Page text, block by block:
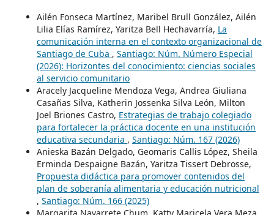
Ailén Fonseca Martínez, Maribel Brull González, Ailén
Lilia Elías Ramírez, Yaritza Bell Hechavarría, La
comunicación interna en el contexto organizacional de
Santiago de Cuba , Santiago: Núm. Número Especial
(2026): Horizontes del conocimiento: ciencias sociales
al servicio comunitario
Aracely Jacqueline Mendoza Vega, Andrea Giuliana
Casañas Silva, Katherin Jossenka Silva León, Milton
Joel Briones Castro, Estrategias de trabajo colegiado
para fortalecer la práctica docente en una institución
educativa secundaria , Santiago: Núm. 167 (2026)
Anieska Bazán Delgado, Geomaris Callis López, Sheila
Erminda Despaigne Bazán, Yaritza Tissert Debrosse,
Propuesta didáctica para promover contenidos del
plan de soberanía alimentaria y educación nutricional
, Santiago: Núm. 166 (2025)
Margarita Navarrete Chum, Katty Maricela Vera Meza,